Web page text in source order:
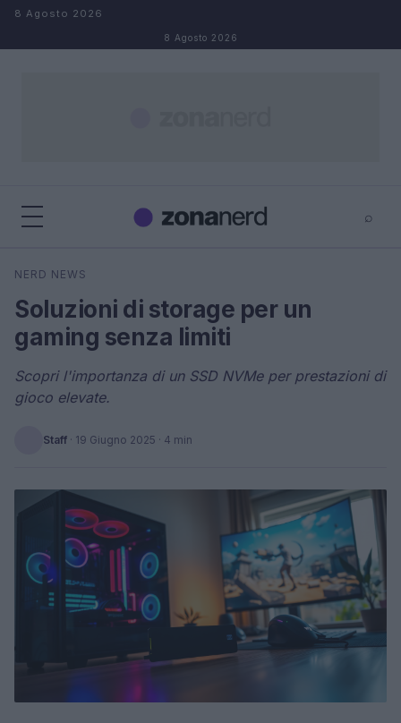
Salta al contenuto
8 Agosto 2026
8 Agosto 2026
⌕
Cerca
NERD NEWS
Soluzioni di storage per un
gaming senza limiti
Scopri l'importanza di un SSD NVMe per prestazioni di
gioco elevate.
Staff · 19 Giugno 2025 · 4 min